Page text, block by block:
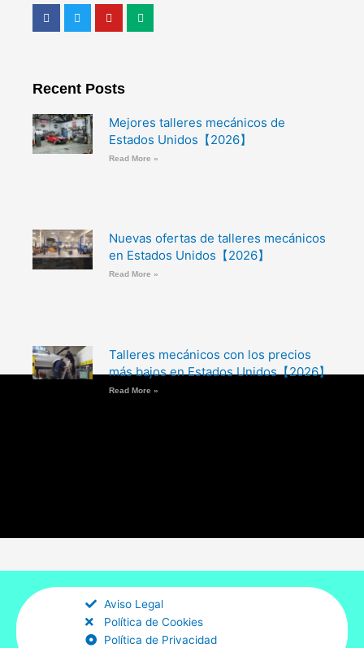
F
a
c
k
T
w
i
Y
o
u
M
e
d
Recent Posts
Mejores talleres mecánicos de
Estados Unidos【2026】
Read More »
Nuevas ofertas de talleres mecánicos
en Estados Unidos【2026】
Read More »
Talleres mecánicos con los precios
más bajos en Estados Unidos【2026】
Read More »
Aviso Legal
Política de Cookies
Política de Privacidad